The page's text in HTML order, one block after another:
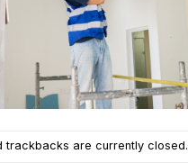
trackbacks are currently closed.